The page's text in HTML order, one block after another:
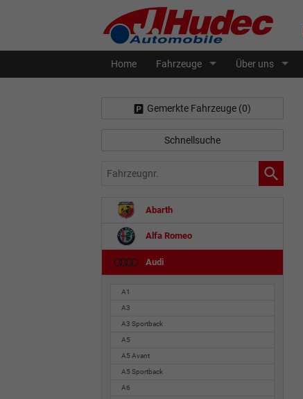
Home Fahrzeuge Über uns
Gemerkte Fahrzeuge (0)
Schnellsuche
Fahrzeugnr.
Abarth
Alfa Romeo
Audi
A1
A3
A3 Sportback
A5
A5 Avant
A5 Sportback
A6